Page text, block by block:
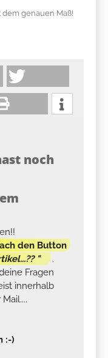
genauen Maß!
noch
den Button
"
.
Fragen
innerhalb
:-)